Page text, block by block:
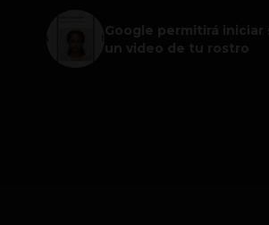
Google permitirá iniciar
un video de tu rostro